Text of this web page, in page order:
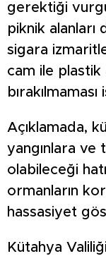
gerektiği
piknik alanları
sigara
cam ile plastik
Açıklamada,
yangınlara ve
olabileceği
ormanların
hassasiyet
Kütahya